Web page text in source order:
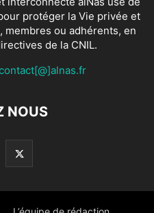
protéger la Vie privée et
ou adhérents, en
de la CNIL.
NOUS